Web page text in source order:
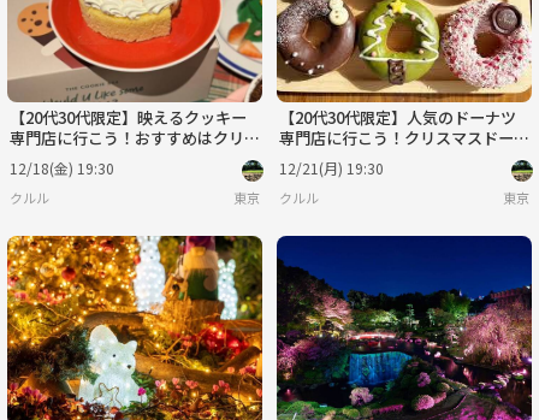
【20代30代限定】映えるクッキー
専門店に行こう！おすすめはクリス
マス限定スイーツです🌺🌸
12/18(金) 19:30
クルル 東京
【20代30代限定】人気のドーナツ
専門店に行こう！クリスマスドーナ
ツがおすすめです🦊🦊
12/21(月) 19:30
クルル 東京